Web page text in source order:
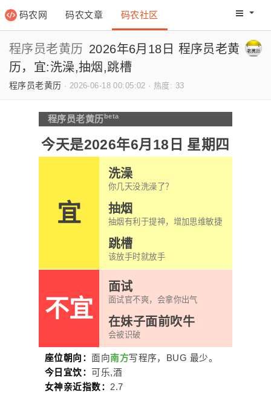
码农网 码农文章 码农社区 码农网
程序员老黄历 2026年6月18日 程序员老黄
历，宜:洗澡,抽烟,跳槽
程序员老黄历 · 2026-06-18 00:05:02 · 热度: 33
程序员老黄历 beta
今天是2026年6月18日 星期四
宜
洗澡
你几天没洗澡了？
抽烟
抽烟有利于提神，增加思维敏捷
跳槽
该放手时就放手
不宜
面试
面试官不爽，会拿你出气
在妹子面前吹牛
会被识破
座位朝向： 面向南方写程序，BUG 最少。
今日宜饮：
可乐,酒
女神亲近指数： 2.7